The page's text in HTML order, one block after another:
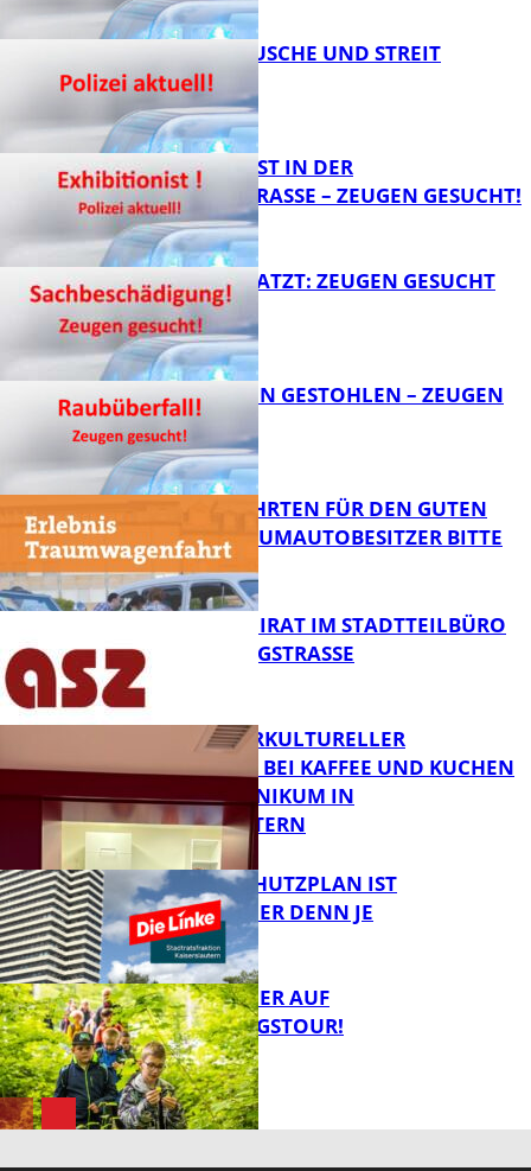
KNALLGERÄUSCHE UND STREIT
EXHIBITIONIST IN DER
VELMANNSTRASSE – ZEUGEN GESUCHT!
AUTO ZERKRATZT: ZEUGEN GESUCHT
FB News
TEURE KETTEN GESTOHLEN – ZEUGEN
GESUCHT!
FB News
SPENDENFAHRTEN FÜR DEN GUTEN
ZWECK – TRAUMAUTOBESITZER BITTE
MELDEN!
FB News
SENIORENBEIRAT IM STADTTEILBÜRO
IN DER KÖNIGSTRASSE
FB Gesundheit
NEUER INTERKULTURELLER
TREFFPUNKT BEI KAFFEE UND KUCHEN
IM PFALZKLINIKUM IN
KAISERSLAUTERN
FB News
EIN HITZESCHUTZPLAN IST
NOTWENDIGER DENN JE
MIT DEM JÄGER AUF
ENTDECKUNGSTOUR!